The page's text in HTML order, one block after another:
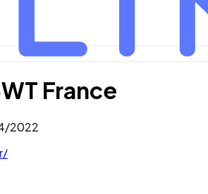
France
2022